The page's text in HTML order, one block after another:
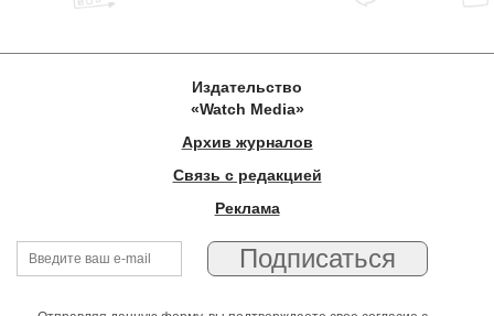
Издательство
«Watch Media»
Архив журналов
Связь с редакцией
Реклама